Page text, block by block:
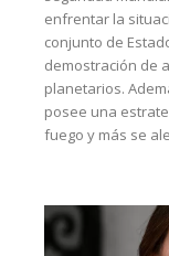
enfrentar la
conjunto de
demostración de
planetarios.
posee una
fuego y más se